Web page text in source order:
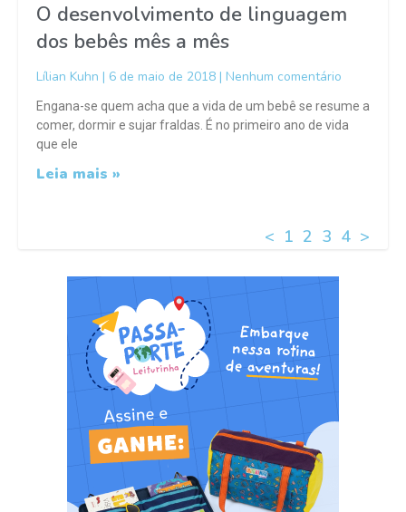
O desenvolvimento de linguagem
dos bebês mês a mês
Lílian Kuhn 6 de maio de 2018 Nenhum comentário
Engana-se quem acha que a vida de um bebê se resume a
comer, dormir e sujar fraldas. É no primeiro ano de vida
que ele
Leia mais »
< 1 2 3 4 >